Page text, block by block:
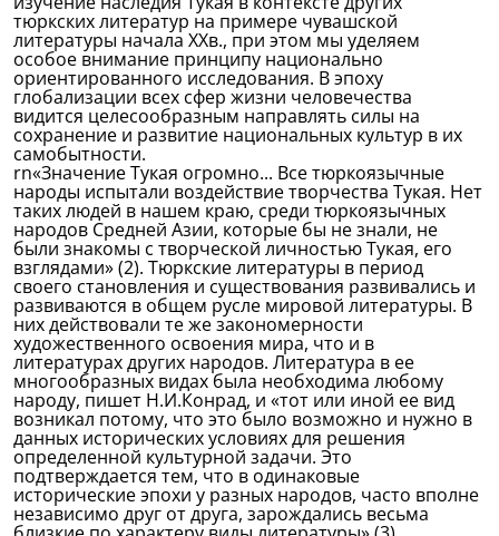
тюркских литератур на примере чувашской
литературы начала XXв., при этом мы уделяем
особое внимание принципу национально
ориентированного исследования. В эпоху
глобализации всех сфер жизни человечества
видится целесообразным направлять силы на
сохранение и развитие национальных культур в их
самобытности.
rn«Значение Тукая огромно... Все тюркоязычные
народы испытали воздействие творчества Тукая. Нет
таких людей в нашем краю, среди тюркоязычных
народов Средней Азии, которые бы не знали, не
были знакомы с творческой личностью Тукая, его
взглядами» (2). Тюркские литературы в период
своего становления и существования развивались и
развиваются в общем русле мировой литературы. В
них действовали те же закономерности
художественного освоения мира, что и в
литературах других народов. Литература в ее
многообразных видах была необходима любому
народу, пишет Н.И.Конрад, и «тот или иной ее вид
возникал потому, что это было возможно и нужно в
данных исторических условиях для решения
определенной культурной задачи. Это
подтверждается тем, что в одинаковые
исторические эпохи у разных народов, часто вполне
независимо друг от друга, зарождались весьма